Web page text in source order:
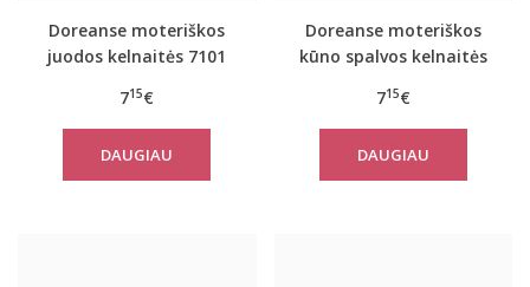
Doreanse moteriškos
juodos kelnaitės 7101
715€
DAUGIAU
Doreanse moteriškos
kūno spalvos kelnaitės
715€
DAUGIAU